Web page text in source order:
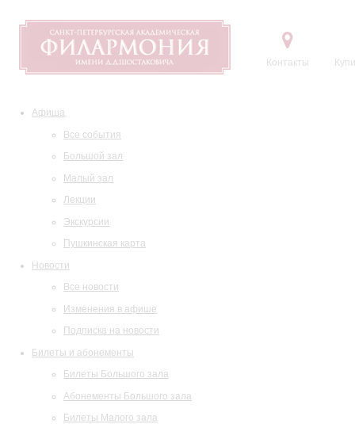
Контакты
Афиша
Все события
Большой зал
Малый зал
Лекции
Экскурсии
Пушкинская карта
Новости
Все новости
Изменения в афише
Подписка на новости
Билеты и абонементы
Билеты Большого зала
Абонементы Большого зала
Билеты Малого зала